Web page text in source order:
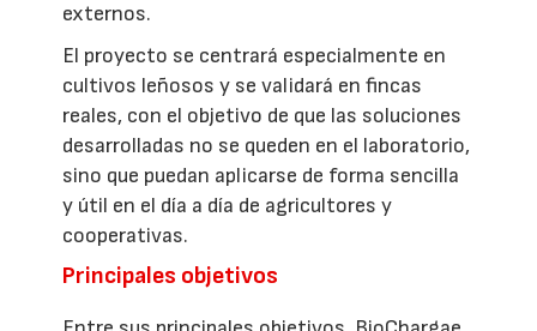
externos.
El proyecto se centrará especialmente en
cultivos leñosos y se validará en fincas
reales, con el objetivo de que las soluciones
desarrolladas no se queden en el laboratorio,
sino que puedan aplicarse de forma sencilla
y útil en el día a día de agricultores y
cooperativas.
Principales objetivos